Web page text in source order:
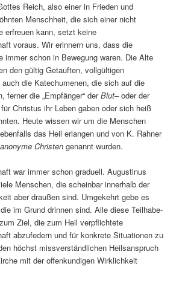
Reich, also einer in Frieden und
Menschheit, die sich einer nicht
erfreuen kann, setzt keine
voraus. Wir erinnern uns, dass die
immer schon in Bewegung waren. Die Alte
den gültig Getauften, vollgültigen
die Katechumenen, die sich auf die
ferner die „Empfänger“ derBlut– oder der
Christus ihr Leben gaben oder sich heiß
Heute wissen wir um die Menschen
das Heil erlangen und von K. Rahner
anonyme Christen genannt wurden.
war immer schon graduell. Augustinus
Menschen, die scheinbar innerhalb der
aber draußen sind. Umgekehrt gebe es
im Grund drinnen sind. Alle diese Teilhabe-
Ziel, die zum Heil verpflichtete
abzufedern und für konkrete Situationen zu
höchst missverständlichen Heilsanspruch
mit der offenkundigen Wirklichkeit